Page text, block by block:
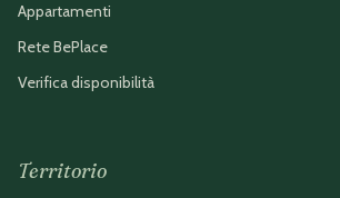
Appartamenti
Rete BePlace
Verifica disponibilità
Territorio